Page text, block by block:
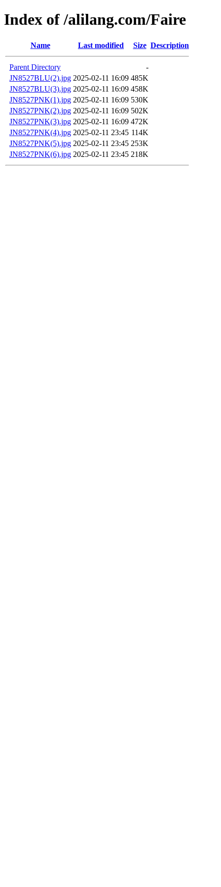
Index of /alilang.com/Faire
Name Last modified Size Description
Parent Directory
-
JN8527BLU(2).jpg 2025-02-11 16:09 485K
JN8527BLU(3).jpg 2025-02-11 16:09 458K
JN8527PNK(1).jpg 2025-02-11 16:09 530K
JN8527PNK(2).jpg 2025-02-11 16:09 502K
JN8527PNK(3).jpg 2025-02-11 16:09 472K
JN8527PNK(4).jpg 2025-02-11 23:45 114K
JN8527PNK(5).jpg 2025-02-11 23:45 253K
JN8527PNK(6).jpg 2025-02-11 23:45 218K